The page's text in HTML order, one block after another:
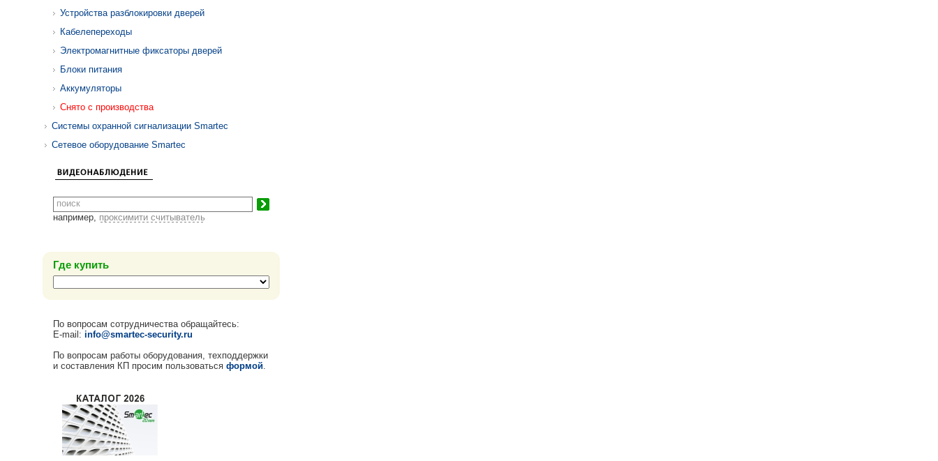
Устройства разблокировки дверей
Кабелепереходы
Электромагнитные фиксаторы дверей
Блоки питания
Аккумуляторы
Снято с производства
Системы охранной сигнализации Smartec
Сетевое оборудование Smartec
например, проксимити считыватель
Где купить
По вопросам сотрудничества обращайтесь:
E-mail: info@smartec-security.ru
По вопросам работы оборудования, техподдержки
и составления КП просим пользоваться формой